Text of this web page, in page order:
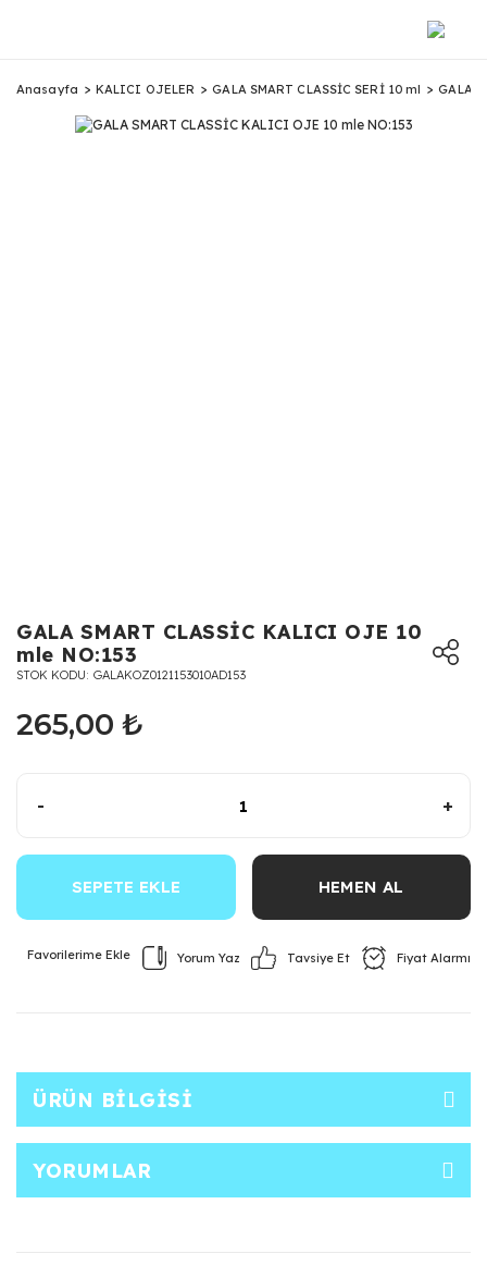
Anasayfa KALICI OJELER GALA SMART CLASSİC SERİ 10 ml GALA
GALA SMART CLASSİC KALICI OJE 10
mle NO:153
STOK KODU GALAKOZ0121153010AD153
265,00 ₺
- +
SEPETE EKLE HEMEN AL
Yorum Yaz Tavsiye Et Fiyat Alarmı
ÜRÜN BILGISI
YORUMLAR